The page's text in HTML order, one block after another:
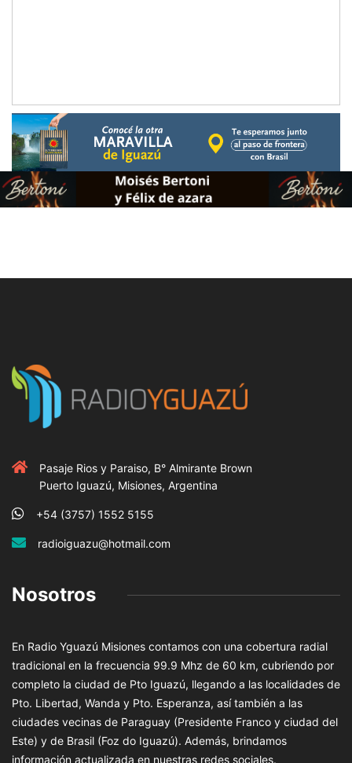
Pasaje Rios y Paraiso, B° Almirante Brown
Puerto Iguazú, Misiones, Argentina
+54 (3757) 1552 5155
radioiguazu@hotmail.com
Nosotros
En Radio Yguazú Misiones contamos con una cobertura radial
tradicional en la frecuencia 99.9 Mhz de 60 km, cubriendo por
completo la ciudad de Pto Iguazú, llegando a las localidades de
Pto. Libertad, Wanda y Pto. Esperanza, así también a las
ciudades vecinas de Paraguay (Presidente Franco y ciudad del
Este) y de Brasil (Foz do Iguazú). Además, brindamos
información actualizada en nuestras redes sociales.